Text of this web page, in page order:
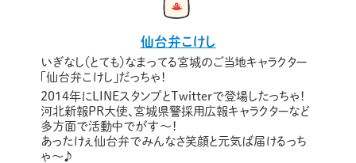
仙台弁こけし
いぎなし（とても）なまってる宮城のご当地キャラクター
「仙台弁こけし」だっちゃ！
2014年にLINEスタンプとTwitterで登場したっちゃ！
河北新報PR大使、宮城県警採用広報キャラクターなど
多方面で活動中でがす〜！
あったけぇ仙台弁でみんなさ笑顔と元気ば届けるっち
ゃ～♪